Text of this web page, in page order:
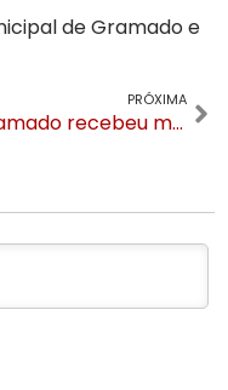
de Gramado e
PRÓXIMA
Gramado recebeu mais de 8 milhões de visitantes em 2023